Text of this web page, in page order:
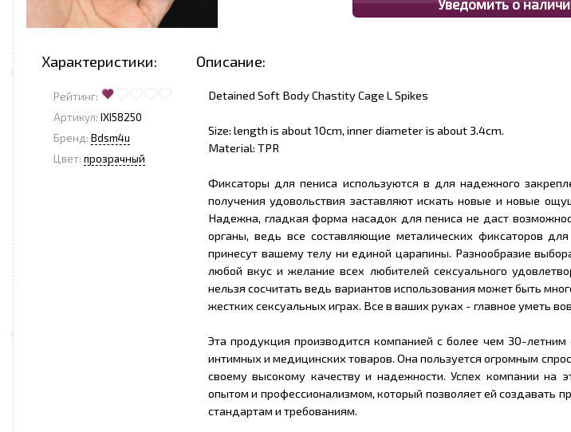
Характеристики: Описание:
Рейтинг:
Артикул: IXI58250
Бренд: Bdsm4u
Цвет: прозрачный
Detained Soft Body Chastity Cage L Spikes
Size: length is about 10cm, inner diameter is about 3.4cm.
Material: TPR
Фиксаторы для пениса используются в для надежного
получения удовольствия заставляют искать новые и новые
Надежна, гладкая форма насадок для пениса не даст
органы, ведь все составляющие металических фиксаторов
принесут вашему телу ни единой царапины. Разнообразие
любой вкус и желание всех любителей сексуального
нельзя сосчитать ведь вариантов использования может быть
жестких сексуальных играх. Все в ваших руках - главное уметь
Эта продукция производится компанией с более чем 30-
интимных и медицинских товаров. Она пользуется огромным
своему высокому качеству и надежности. Успех компании на
опытом и профессионализмом, который позволяет ей создавать
стандартам и требованиям.